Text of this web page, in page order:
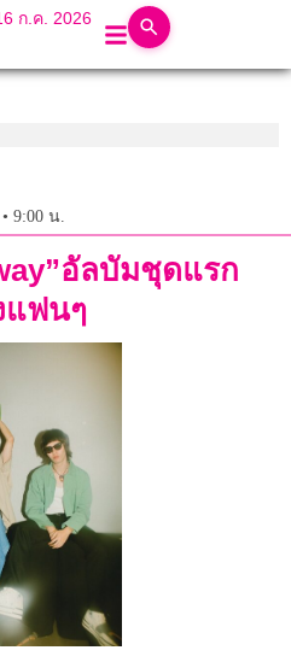
ก.ค. 2026
9:00 น.
อัลบัมชุดแรก
แฟนๆ